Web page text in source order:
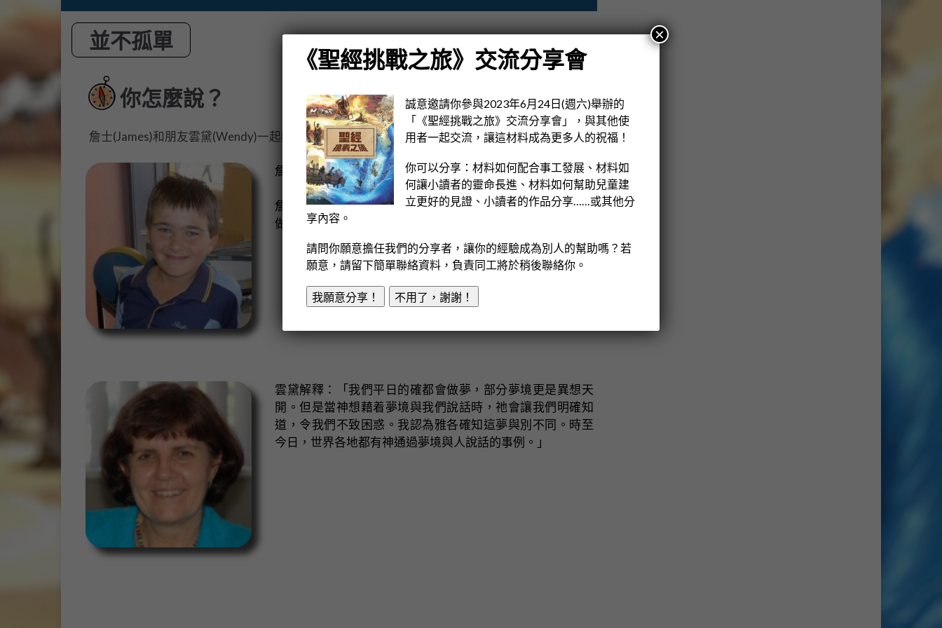
並不孤單
你怎麼說？
詹士(James)和朋友雲黛(Wendy)一起閱讀這聖經故事。
詹士12歲，喜歡足球，踏單車和與家人自駕遊。
詹士不明白：「雅各怎樣知道在夢中的確是神，並非平日所
做的夢？」
雲黛解釋：「我們平日的確都會做夢，部分夢境更是異想天
開。但是當神想藉着夢境與我們說話時，祂會讓我們明確知
道，令我們不致困惑。我認為雅各確知這夢與別不同。時至
今日，世界各地都有神通過夢境與人說話的事例。」
《聖經挑戰之旅》交流分享會
誠意邀請你參與2023年6月24日(週六)舉辦的
「《聖經挑戰之旅》交流分享會」，與其他使
用者一起交流，讓這材料成為更多人的祝福！
你可以分享：材料如何配合事工發展、材料如
何讓小讀者的靈命長進、材料如何幫助兒童建
立更好的見證、小讀者的作品分享……或其他分
享內容。
請問你願意擔任我們的分享者，讓你的經驗成為別人的幫助嗎？若
願意，請留下簡單聯絡資料，負責同工將於稍後聯絡你。
我願意分享！ 不用了，謝謝！
×